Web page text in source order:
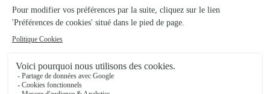
Les Jardins de Francois
Rosieres en Santerre
Voir la boutique